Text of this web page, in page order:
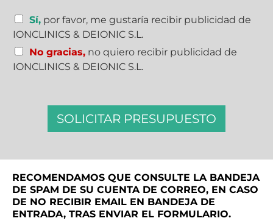
i
c
a
c
i
C
a
i
l
i
f
i
c
Sí, por favor, me gustaría recibir publicidad de
IONCLINICS & DEIONIC S.L.
No gracias, no quiero recibir publicidad de
IONCLINICS & DEIONIC S.L.
SOLICITAR PRESUPUESTO
RECOMENDAMOS QUE CONSULTE LA BANDEJA
DE SPAM DE SU CUENTA DE CORREO, EN CASO
DE NO RECIBIR EMAIL EN BANDEJA DE
ENTRADA, TRAS ENVIAR EL FORMULARIO.